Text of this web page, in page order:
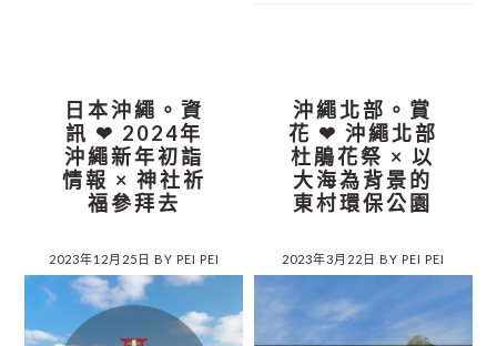
日本沖繩。資
訊 ❤︎ 2024年
沖繩新年初詣
情報 × 神社祈
福參拜去
2023年12月25日 BY PEI PEI
沖繩北部。賞
花 ❤︎ 沖繩北部
杜鵑花祭 × 以
大海為背景的
東村環保公園
2023年3月22日 BY PEI PEI